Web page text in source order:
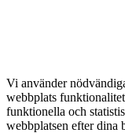
Vi använder
webbplats
funktionella och
webbplatsen efter dina